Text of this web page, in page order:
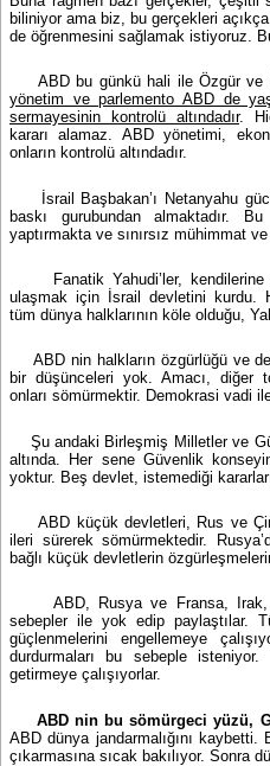
biliniyor ama biz, bu gerçekleri
de öğrenmesini sağlamak istiyoruz.
ABD bu günkü hali ile Özgür ve
yönetim ve parlemento ABD de
sermayesinin kontrolü altındadır.
kararı alamaz. ABD yönetimi,
onların kontrolü altındadır.
İsrail Başbakan’ı Netanyahu
baskı gurubundan almaktadır.
yaptırmakta ve sınırsız mühimmat
Fanatik Yahudi’ler,
ulaşmak için İsrail devletini kurdu.
tüm dünya halklarının köle olduğu,
ABD nin halkların özgürlüğü ve
bir düşünceleri yok. Amacı, diğer
onları sömürmektir. Demokrasi vadi
Şu andaki Birleşmiş Milletler ve
altında. Her sene Güvenlik
yoktur. Beş devlet, istemediği
ABD küçük devletleri, Rus ve
ileri sürerek sömürmektedir.
bağlı küçük devletlerin
ABD, Rusya ve Fransa,
sebepler ile yok edip paylaştılar.
güçlenmelerini engellemeye
durdurmaları bu sebeple
getirmeye çalışıyorlar.
ABD nin bu sömürgeci yüzü,
ABD dünya jandarmalığını
çıkarmasına sıcak bakılıyor. Sonra